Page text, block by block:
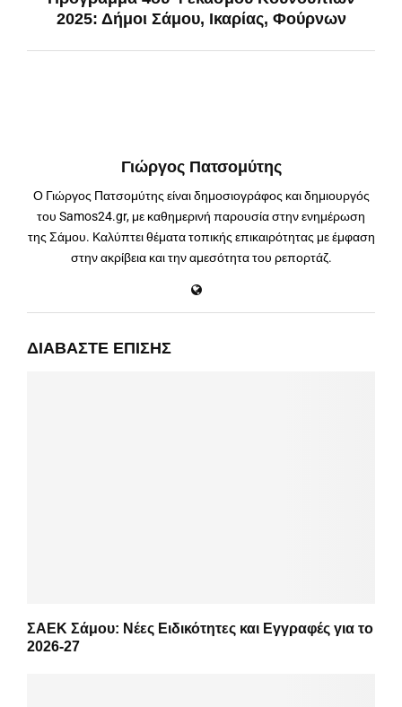
2025: Δήμοι Σάμου, Ικαρίας, Φούρνων
Γιώργος Πατσομύτης
Ο Γιώργος Πατσομύτης είναι δημοσιογράφος και δημιουργός
του Samos24.gr, με καθημερινή παρουσία στην ενημέρωση
της Σάμου. Καλύπτει θέματα τοπικής επικαιρότητας με έμφαση
στην ακρίβεια και την αμεσότητα του ρεπορτάζ.
ΔΙΑΒΆΣΤΕ ΕΠΊΣΗΣ
ΣΑΕΚ Σάμου: Νέες Ειδικότητες και Εγγραφές για το
2026-27